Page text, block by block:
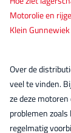
Motorolie en
Klein
Over de
veel te vinden.
ze deze
problemen
regelmatig